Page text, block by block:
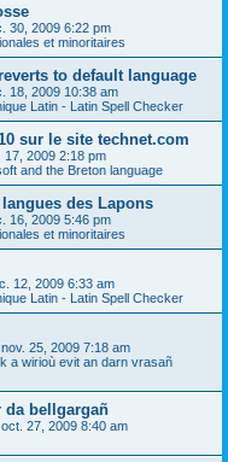
30, 2009 6:22 pm
et minoritaires
to default language
18, 2009 10:38 am
Latin - Latin Spell Checker
sur le site technet.com
17, 2009 2:18 pm
and the Breton language
des Lapons
16, 2009 5:46 pm
et minoritaires
12, 2009 6:33 am
Latin - Latin Spell Checker
25, 2009 7:18 am
a wirioù evit an darn vrasañ
da bellgargañ
27, 2009 8:40 am